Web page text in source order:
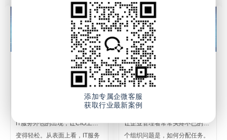
IT外包服务 CIO“甩包
IT服务外包的出现，让CIO工作
变得轻松。从表面上看，IT服务
分配任务的七宗罪
让企业管理者常常头疼不已的一
个组织问题是，如何分配任务。
添加专属企微客服
获取行业最新案例